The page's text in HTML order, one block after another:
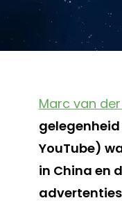
Marc van
YouTube)
in China en